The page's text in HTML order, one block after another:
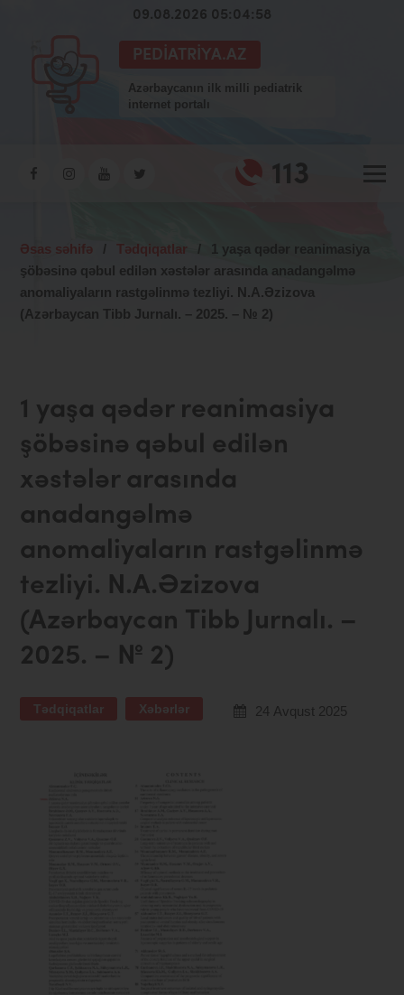
09.08.2026 05:04:59
PEDIATRIYA.AZ
Azərbaycanın ilk milli pediatrik
internet portalı
113
Əsas səhifə / Tədqiqatlar /
1 yaşa qədər reanimasiya
şöbəsinə qəbul edilən xəstələr arasında anadangəlmə
anomaliyaların rastgəlinmə tezliyi. N.A.Əzizova
(Azərbaycan Tibb Jurnalı. – 2025. – № 2)
1 yaşa qədər reanimasiya
şöbəsinə qəbul edilən
xəstələr arasında
anadangəlmə
anomaliyaların rastgəlinmə
tezliyi. N.A.Əzizova
(Azərbaycan Tibb Jurnalı. –
2025. – № 2)
Tədqiqatlar Xəbərlər 24 Avqust 2025